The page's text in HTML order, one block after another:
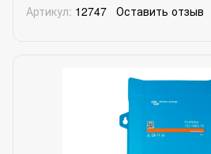
Артикул: 12747 Оставить отзыв